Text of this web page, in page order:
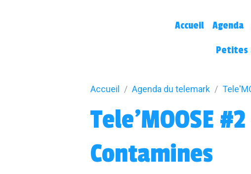
Accueil Agenda
Petites
Accueil Agenda du telemark
Tele'MOOSE
Contamines